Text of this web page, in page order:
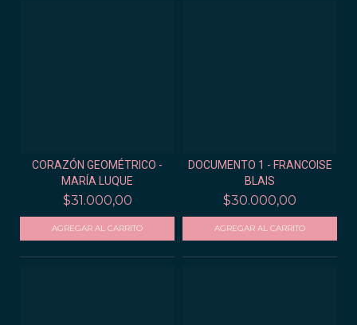
CORAZÓN GEOMÉTRICO -
MARÍA LUQUE
$31.000,00
DOCUMENTO 1 - FRANCOISE
BLAIS
$30.000,00